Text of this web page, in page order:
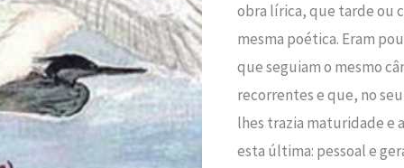
obra lírica, que tarde ou
mesma poética. Eram
que seguiam o mesmo
recorrentes e que, no
lhes trazia maturidade
esta última: pessoal e